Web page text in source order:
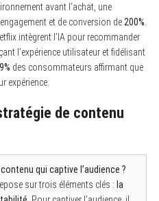
avant l’achat, une
et de conversion de 200%
intègrent l’IA pour recommander
l’expérience utilisateur et fidélisant
des consommateurs affirmant que
expérience.
de contenu
qui captive l’audience ?
sur trois éléments clés : la